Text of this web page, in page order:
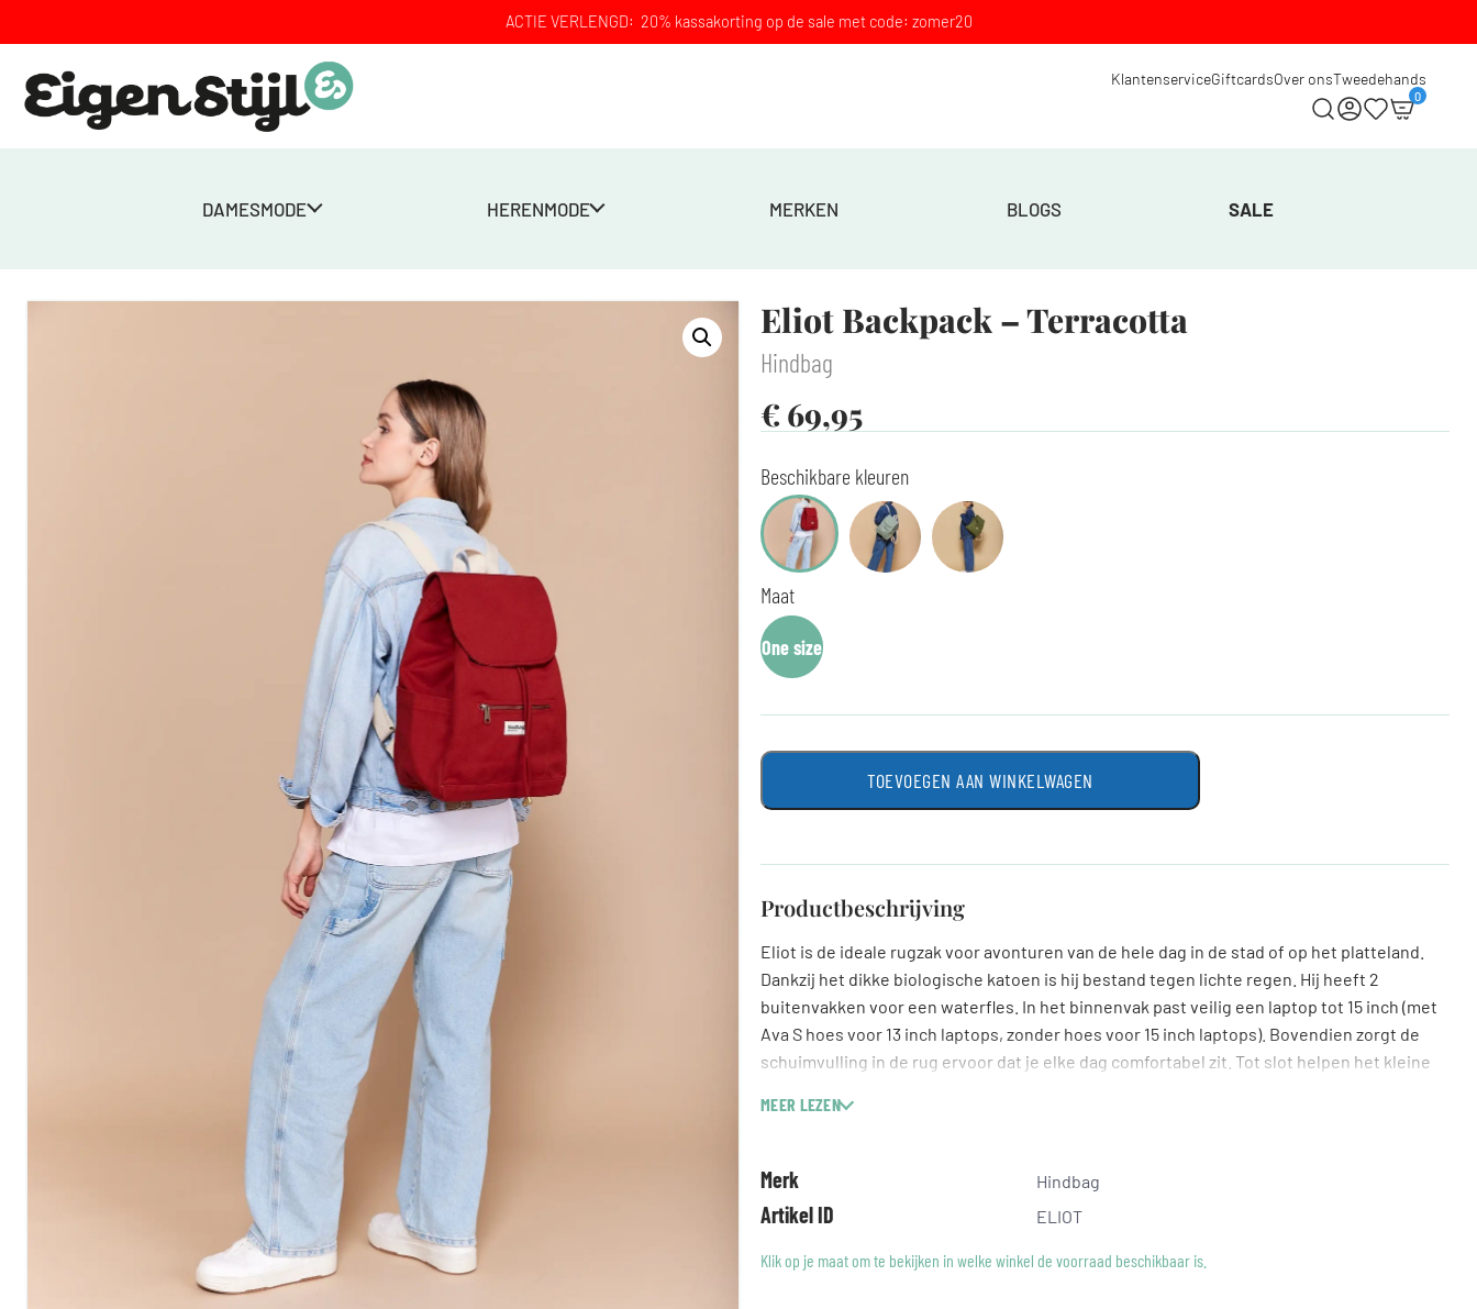
ACTIE VERLENGD: 20% kassakorting op de sale met code: zomer20
KlantenserviceGiftcardsOver onsTweedehands
0
DAMESMODE HERENMODE MERKEN BLOGS SALE
Eliot Backpack – Terracotta
Hindbag
€ 69,95
Beschikbare kleuren
Maat
One size
TOEVOEGEN AAN WINKELWAGEN
Productbeschrijving
Eliot is de ideale rugzak voor avonturen van de hele dag in de stad of op het platteland.
Dankzij het dikke biologische katoen is hij bestand tegen lichte regen. Hij heeft 2
buitenvakken voor een waterfles. In het binnenvak past veilig een laptop tot 15 inch (met
Ava S hoes voor 13 inch laptops, zonder hoes voor 15 inch laptops). Bovendien zorgt de
schuimvulling in de rug ervoor dat je elke dag comfortabel zit. Tot slot helpen het kleine
Inhoud: 17L
MEER LEZEN
Merk Hindbag
Artikel ID ELIOT
Klik op je maat om te bekijken in welke winkel de voorraad beschikbaar is.